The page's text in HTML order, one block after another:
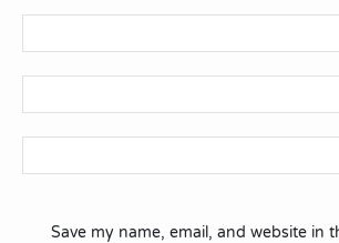
Save my name, email, and website in